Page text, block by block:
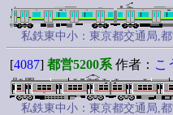
私鉄東中小：東京都交通局,
[4087] 都営5200系 作者： こ
私鉄東中小：東京都交通局,